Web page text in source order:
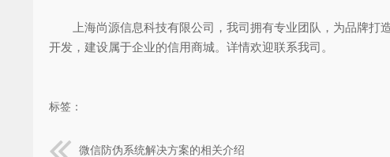
上海尚源信息科技有限公司，我司拥有专业团队，为品牌打
开发，建设属于企业的信用商城。详情欢迎联系我司。
标签：
微信防伪系统解决方案的相关介绍